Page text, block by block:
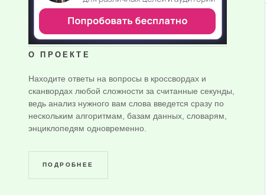
О ПРОЕКТЕ
Находите ответы на вопросы в кроссвордах и
сканвордах любой сложности за считанные секунды,
ведь анализ нужного вам слова введется сразу по
нескольким алгоритмам, базам данных, словарям,
энциклопедям одновременно.
ПОДРОБНЕЕ